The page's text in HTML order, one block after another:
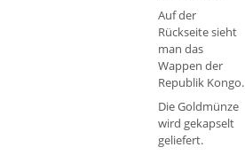
Auf der
Rückseite sieht
man das
Wappen der
Republik Kongo.
Die Goldmünze
wird gekapselt
geliefert.